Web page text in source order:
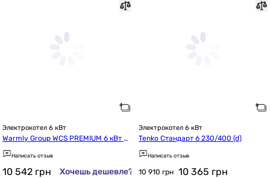
Электрокотел 6 кВт
Warmly Group WCS PREMIUM 6 кВт 2
20/380В симистр Philips (Ps26146)
Написать отзыв
10 542 грн Хочешь дешевле?
Электрокотел 6 кВт
Tenko Стандарт 6 230/400 (d)
Написать отзыв
10 910 грн 10 365 грн